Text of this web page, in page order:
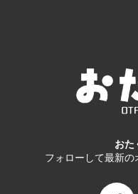
おた
フォローして最新の